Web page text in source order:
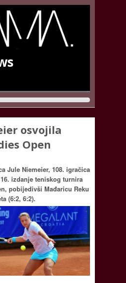
osvojila
Open
Jule Niemeier, 108. igračica
izdanje teniskog turnira
pobijedivši Mađaricu Reku
(6:2, 6:2).